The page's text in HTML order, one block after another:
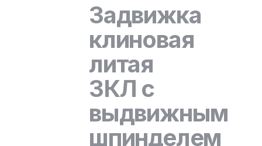
Задвижка
клиновая
литая
ЗКЛ с
выдвижным
шпинделем